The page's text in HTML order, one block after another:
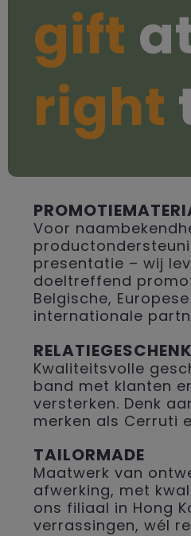
gift
right
Voor
presentatie – wij
doeltreffend
Belgische,
internationale
Kwaliteitsvolle
band met klanten
versterken. Denk
merken als Cerruti
TAILORMADE
Maatwerk van
afwerking, met
ons filiaal in Hong
verrassingen, wél